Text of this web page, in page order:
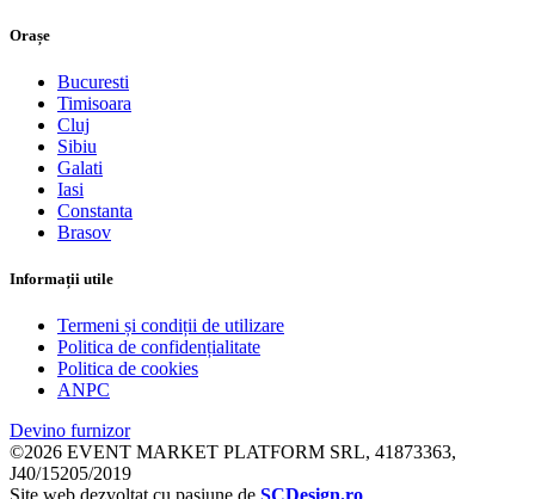
Orașe
Bucuresti
Timisoara
Cluj
Sibiu
Galati
Iasi
Constanta
Brasov
Informații utile
Termeni și condiții de utilizare
Politica de confidențialitate
Politica de cookies
ANPC
Devino furnizor
©2026 EVENT MARKET PLATFORM SRL, 41873363,
J40/15205/2019